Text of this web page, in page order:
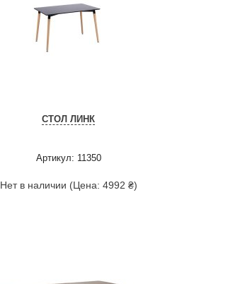
СТОЛ ЛИНК
Артикул: 11350
Нет в наличии (Цена: 4992 ₴)